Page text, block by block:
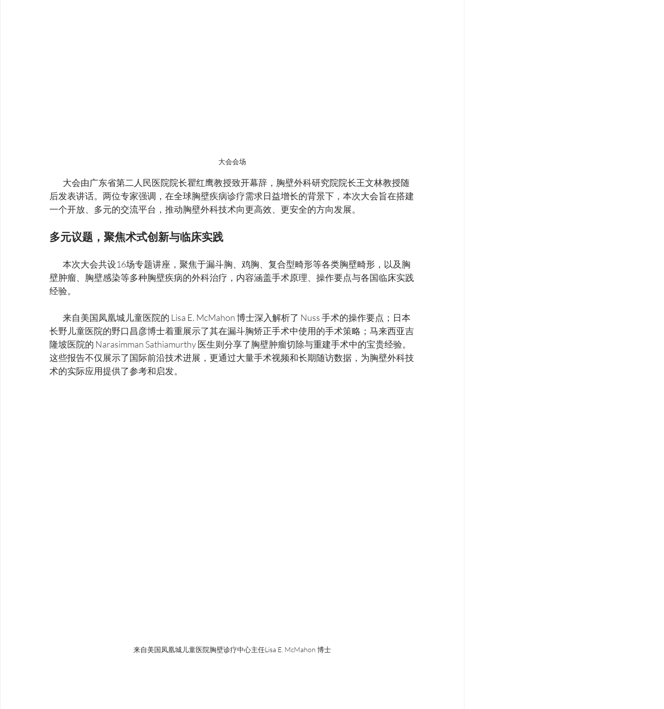
大会会场
后发表讲话。两位专家强调，在全球胸壁疾病诊疗需求日益增长的背景下，本次大会旨在搭建
一个开放、多元的交流平台，推动胸壁外科技术向更高效、更安全的方向发展。
多元议题，聚焦术式创新与临床实践
壁肿瘤、胸壁感染等多种胸壁疾病的外科治疗，内容涵盖手术原理、操作要点与各国临床实践
经验。
长野儿童医院的野口昌彦博士着重展示了其在漏斗胸矫正手术中使用的手术策略；马来西亚吉
隆坡医院的 Narasimman Sathiamurthy 医生则分享了胸壁肿瘤切除与重建手术中的宝贵经验。
这些报告不仅展示了国际前沿技术进展，更通过大量手术视频和长期随访数据，为胸壁外科技
术的实际应用提供了参考和启发。
来自美国凤凰城儿童医院胸壁诊疗中心主任Lisa E. McMahon 博士